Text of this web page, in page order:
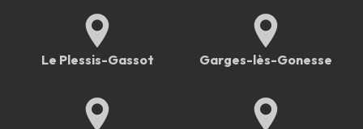
Le Plessis-Gassot Garges-lès-Gonesse